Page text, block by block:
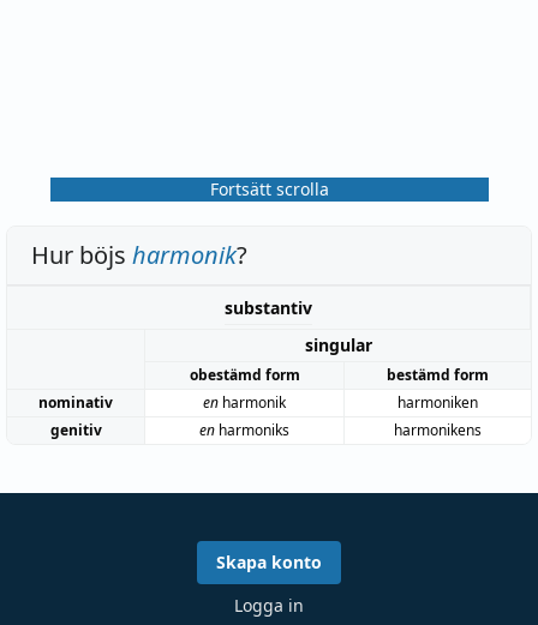
Fortsätt scrolla
Hur böjs harmonik?
substantiv
singular
obestämd form
bestämd form
nominativ
en harmonik
harmoniken
genitiv
en harmoniks harmonikens
Skapa konto
Logga in